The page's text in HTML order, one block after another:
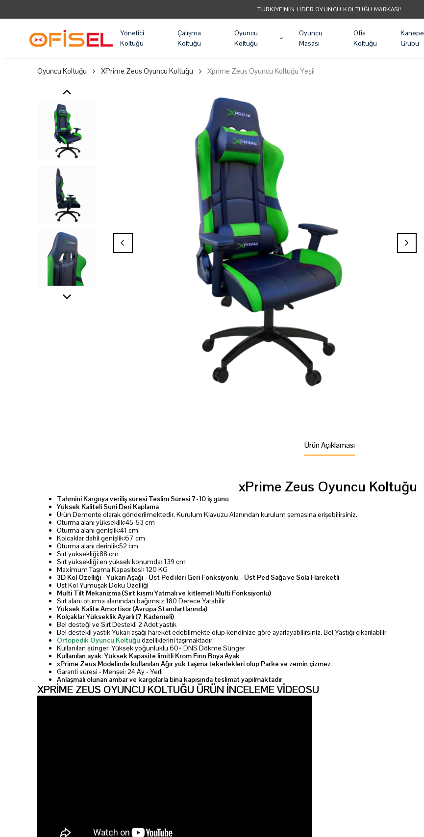
TÜM ÜRÜNLER ÜCRETSIZ KARGO
Yönetici
Koltuğu
Çalışma
Koltuğu
Oyuncu
Koltuğu
Oyuncu
Masası
Ofis
Koltuğu
Kanepe
Grubu
Oyuncu Koltuğu XPrime Zeus Oyuncu Koltuğu Xprime Zeus Oyuncu Koltuğu Yeşil
Ürün Açıklaması
xPrime Zeus Oyuncu Koltuğu
Tahmini Kargoyaveriliş süresi Teslim Süresi 7-10 iş günü
Yüksek Kaliteli Suni Deri Kaplama
Ürün Demonte olarak gönderilmektedir. Kurulum Klavuzu Alanından kurulum şemasına erişebilirsiniz.
Oturma alanı yükseklik:45-53 cm
Oturma alanı genişlik:41 cm
Kolcaklar dahil genişlik:67 cm
Oturma alanı derinlik:52 cm
Sırt yüksekliği:88 cm
Sırt yüksekliği en yüksek konumda: 139 cm
Maximum Taşıma Kapasitesi: 120 KG
3D Kol Özelliği - Yukarı Aşağı - Üst Ped ileri Geri Fonksiyonlu - Üst Ped Sağa ve Sola Hareketli
Üst Kol Yumuşak Doku Özelliği
Multi Tilt Mekanizma (Sırt kısmı Yatmalı ve kitlemeli Multi Fonksiyonlu)
Sırt alanı oturma alanından bağımsız 180 Derece Yatabilir
Yüksek Kalite Amortisör (Avrupa Standartlarında)
Kolçaklar Yükseklik Ayarlı (7 Kademeli)
Bel desteği ve Sırt Destekli 2 Adet yastık
Bel destekli yastık Yukarı aşağı hareket edebilmekte olup kendinize göre ayarlayabilirsiniz. Bel Yastığı çıkarılabilir.
Ortopedik Oyuncu Koltuğu özelliklerini taşımaktadır
Kullanılan sünger: Yüksek yoğunluklu 60+ DNS Dökme Sünger
Kullanılan ayak: Yüksek Kapasite limitli Krom Fırın Boya Ayak
xPrime Zeus Modelinde kullanılan Ağır yük taşıma tekerlekleri olup Parke ve zemin çizmez.
Garanti süresi - Menşei: 24 Ay - Yerli
Anlaşmalı olunan ambar ve kargolarla bina kapısında teslimat yapılmaktadır
XPRİME ZEUS OYUNCU KOLTUĞU ÜRÜN İNCELEME VİDEOSU